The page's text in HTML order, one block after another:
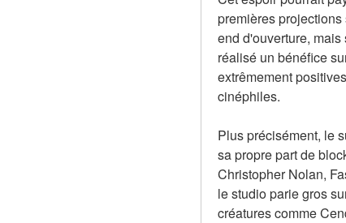
premières
end d'ouverture,
réalisé un bénéfice
extrêmement
cinéphiles.
Plus précisément, le
sa propre part de
Christopher Nolan,
le studio parie gros
créatures comme